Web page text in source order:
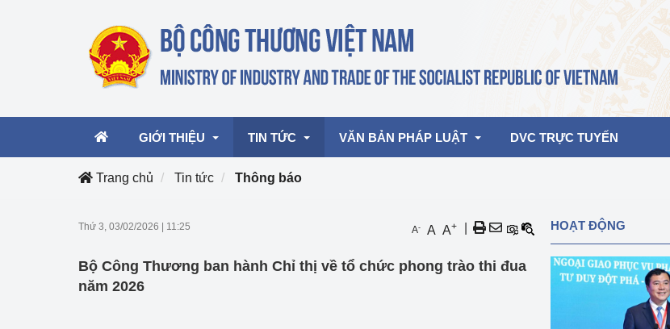
GIỚI THIỆU
Cơ cấu tổ chức
TIN TỨC
Hoạt động của Lãnh đạo Bộ
mại, Dịch vụ Việt Nam 2026
VĂN BẢN PHÁP LUẬT DVC TRỰC TUYẾN
Trang chủ Tin tức Thông báo
Thứ 3, 03/02/2026 11:25 A- A A+
Bộ Công Thương ban hành Chỉ thị về tổ chức phong trào thi đua
năm 2026
HOẠT ĐỘNG